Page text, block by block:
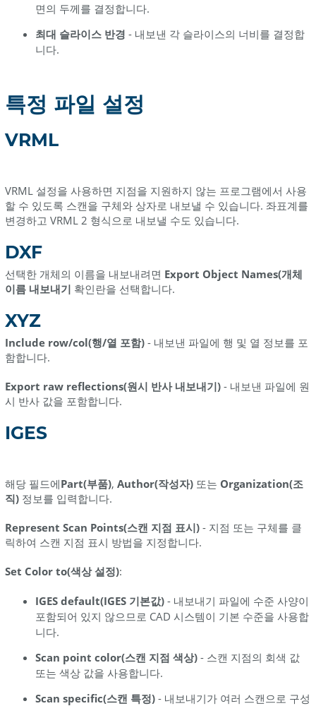
면의 두께를 결정합니다.
최대 슬라이스 반경 - 내보낸 각 슬라이스의 너비를 결정합
니다.
특정 파일 설정
VRML
VRML 설정을 사용하면 지점을 지원하지 않는 프로그램에서 사용
할 수 있도록 스캔을 구체와 상자로 내보낼 수 있습니다. 좌표계를
변경하고 VRML 2 형식으로 내보낼 수도 있습니다.
DXF
선택한 개체의 이름을 내보내려면 Export Object Names(개체
이름 내보내기 확인란을 선택합니다.
XYZ
Include row/col(행/열 포함)- 내보낸 파일에 행 및 열 정보를 포
함합니다.
Export raw reflections(원시 반사 내보내기)- 내보낸 파일에 원
시 반사 값을 포함합니다.
IGES
해당 필드에Part(부품), Author(작성자)또는 Organization(조
직)정보를 입력합니다.
Represent Scan Points(스캔 지점 표시)- 지점 또는 구체를 클
릭하여 스캔 지점 표시 방법을 지정합니다.
Set Color to(색상 설정):
IGES default(IGES 기본값)- 내보내기 파일에 수준 사양이
포함되어 있지 않으므로 CAD 시스템이 기본 수준을 사용합
니다.
Scan point color(스캔 지점 색상)- 스캔 지점의 회색 값
또는 색상 값을 사용합니다.
Scan specific(스캔 특정)- 내보내기가 여러 스캔으로 구성